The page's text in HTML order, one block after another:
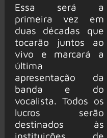
Essa será a
primeira vez em
duas décadas que
tocarão juntos ao
vivo e marcará a
última
apresentação da
banda e do
vocalista. Todos os
lucros serão
destinados às
instituições de